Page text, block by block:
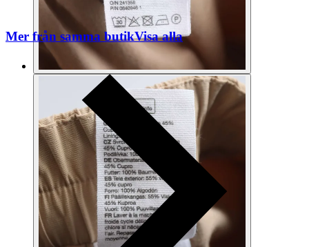
Mer från samma butikVisa alla